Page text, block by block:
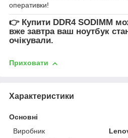
оперативки!
👉 Купити DDR4 SODIMM
вже завтра ваш ноутбук
очікували.
Приховати
Характеристики
Основні
Виробник